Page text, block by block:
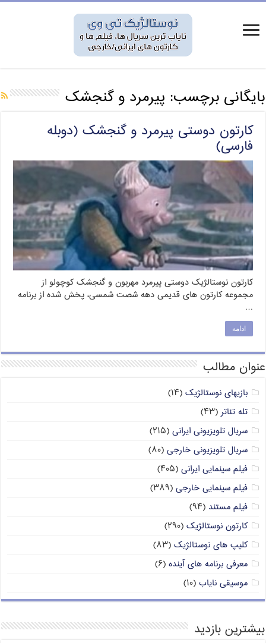
بایگانی برچسب: پیرمرد و گنجشک
کارتون دوستی پیرمرد و گنجشک (دوبله
فارسی)
کارتون نوستالژیک دوستی پیرمرد مهربون و گنجشک کوچولو از
مجموعه کارتون های قدیمی دهه شصت شمسی، پخش شده از برنامه
…
ادامه
عنوان مطالب
بازیهای نوستالژیک (۱۴)
تله تئاتر(۴۳)
سریال تلویزیونی ایرانی (۲۱۵)
سریال تلویزیونی خارجی (۸۰)
فیلم سینمایی ایرانی (۴۰۵)
فیلم سینمایی خارجی (۳۸۹)
فیلم مستند (۹۴)
کارتون نوستالژیک (۲۹۰)
کلیپ های نوستالژیک (۸۳)
معرفی برنامه های آینده (۶)
موسیقی نایاب (۱۰)
بیشترین بازدید